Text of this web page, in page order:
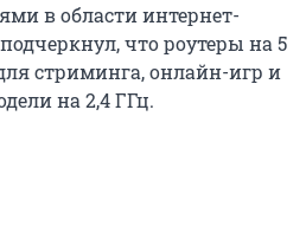
в области интернет-
что роутеры на 5
стриминга, онлайн-игр и
на 2,4 ГГц.